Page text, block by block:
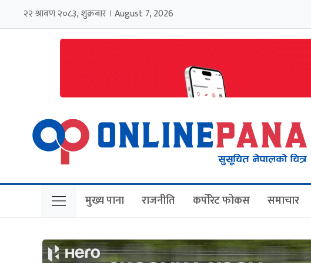
२२ श्रावण २०८३, शुक्रबार । August 7, 2026
मुख्य पाना राजनीति कर्पोरेट फोकस समाचार